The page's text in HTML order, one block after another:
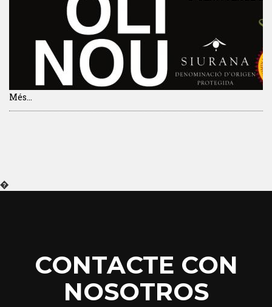
Més...
�
CONTACTE CON
NOSOTROS